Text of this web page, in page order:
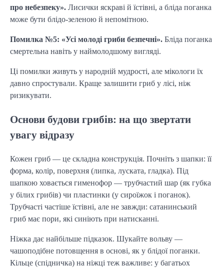
про небезпеку». Лисички яскраві й їстівні, а бліда поганка
може бути блідо-зеленою й непомітною.
Помилка №5: «Усі молоді гриби безпечні». Бліда поганка
смертельна навіть у наймолодшому вигляді.
Ці помилки живуть у народній мудрості, але мікологи їх
давно спростували. Краще залишити гриб у лісі, ніж
ризикувати.
Основи будови грибів: на що звертати
увагу відразу
Кожен гриб — це складна конструкція. Почніть з шапки: її
форма, колір, поверхня (липка, луската, гладка). Під
шапкою ховається гименофор — трубчастий шар (як губка
у білих грибів) чи пластинки (у сироїжок і поганок).
Трубчасті частіше їстівні, але не завжди: сатанинський
гриб має пори, які синіють при натисканні.
Ніжка дає найбільше підказок. Шукайте вольву —
чашоподібне потовщення в основі, як у блідої поганки.
Кільце (спідничка) на ніжці теж важливе: у багатьох